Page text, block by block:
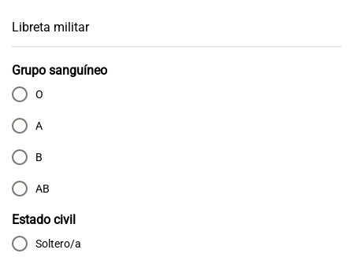
Libreta militar
Grupo sanguíneo
O
A
B
AB
Estado civil
Soltero/a